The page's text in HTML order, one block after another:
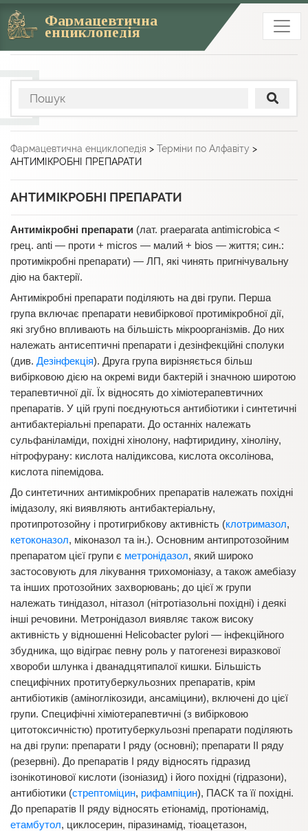
Фармацевтична
енциклопедія
Фармацевтична енциклопедія > Терміни по Алфавіту >
АНТИМІКРОБНІ ПРЕПАРАТИ
АНТИМІКРОБНІ ПРЕПАРАТИ
Антимікробні препарати (лат. praeparata antimicrobica <
грец. anti — проти + micros — малий + bios — життя; син.:
протимікробні препарати) — ЛП, які чинять пригнічувальну
дію на бактерії.
Антимікробні препарати поділяють на дві групи. Перша
група включає препарати невибіркової протимікробної дії,
які згубно впливають на більшість мікроорганізмів. До них
належать антисептичні препарати і дезінфекційні сполуки
(див. Дезінфекція). Друга група вирізняється більш
вибірковою дією на окремі види бактерій і значною широтою
терапевтичної дії. Їх відносять до хіміотерапевтичних
препаратів. У цій групі поєднуються антибіотики і синтетичні
антибактеріальні препарати. До останніх належать
сульфаніламіди, похідні хінолону, нафтиридину, хіноліну,
нітрофурану: кислота налідиксова, кислота оксолінова,
кислота піпемідова.
До синтетичних антимікробних препаратів належать похідні
імідазолу, які виявляють антибактеріальну,
протипротозойну і протигрибкову активність (клотримазол,
кетоконазол, міконазол та ін.). Основним антипротозойним
препаратом цієї групи є метронідазол, який широко
застосовують для лікування трихомоніазу, а також амебіазу
та інших протозойних захворювань; до цієї ж групи
належать тинідазол, нітазол (нітротіазольні похідні) і деякі
інші речовини. Метронідазол виявляє також високу
активність у відношенні Helicobacter pylori — інфекційного
збудника, що відіграє певну роль у патогенезі виразкової
хвороби шлунка і дванадцятипалої кишки. Більшість
специфічних протитуберкульозних препаратів, крім
антибіотиків (аміноглікозиди, ансаміцини), включені до цієї
групи. Специфічні хіміотерапевтичні (з вибірковою
цитотоксичністю) протитуберкульозні препарати поділяють
на дві групи: препарати I ряду (основні); препарати II ряду
(резервні). До препаратів I ряду відносять гідразид
ізонікотинової кислоти (ізоніазид) і його похідні (гідразони),
антибіотики (стрептоміцин, рифампіцин), ПАСК та її похідні.
До препаратів II ряду відносять етіонамід, протіонамід,
етамбутол, циклосерин, піразинамід, тіоацетазон,